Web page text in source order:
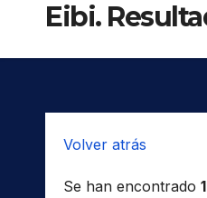
Eibi.
Volver atrás
Se han encontrado